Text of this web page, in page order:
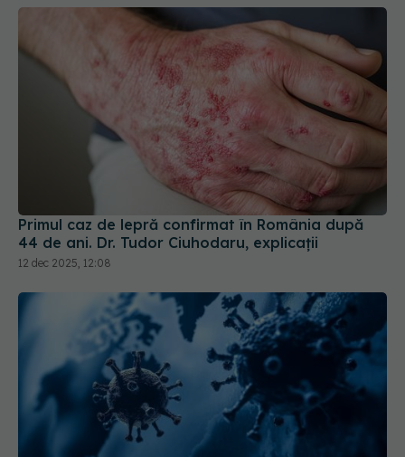
Primul caz de lepră confirmat în România după
44 de ani. Dr. Tudor Ciuhodaru, explicații
12 dec 2025, 12:08